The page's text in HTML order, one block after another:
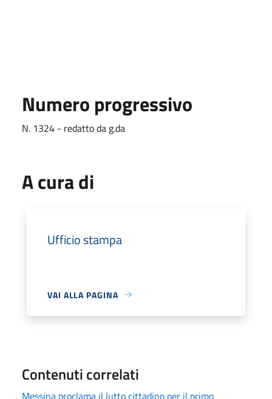
Numero progressivo
N. 1324 - redatto da g.da
A cura di
Ufficio stampa
VAI ALLA PAGINA
Contenuti correlati
Messina proclama il lutto cittadino per il primo